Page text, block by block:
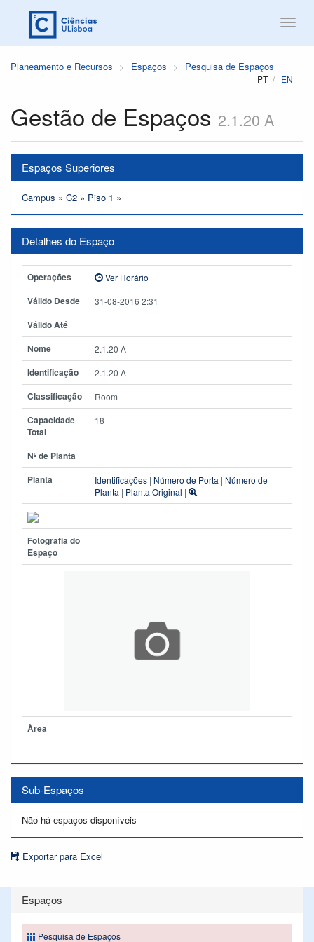
Planeamento e Recursos Espaços Pesquisa de Espaços
PT EN
Gestão de Espaços 2.1.20 A
Espaços Superiores
Campus » C2 » Piso 1 »
Detalhes do Espaço
Operações Ver Horário
Válido Desde 31-08-2016 2:31
Válido Até
Nome
2.1.20 A
Identificação 2.1.20 A
Classificação Room
Capacidade
Total
18
Nº de Planta
Planta
Identificações | Número de Porta | Número de
Planta | Planta Original |
Fotografia do
Espaço
Àrea
Sub-Espaços
Não há espaços disponíveis
Exportar para Excel
Espaços
Pesquisa de Espaços